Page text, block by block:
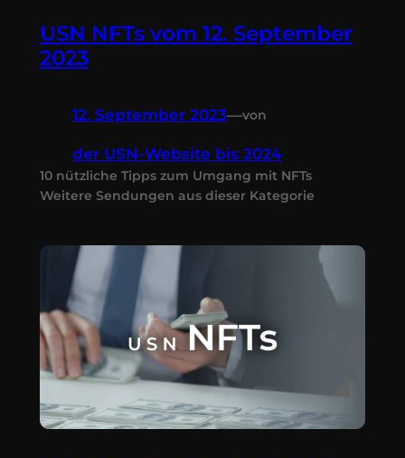
USN NFTs vom 12. September
2023
12. September 2023—von
der USN-Website bis 2024
10 nützliche Tipps zum Umgang mit NFTs
Weitere Sendungen aus dieser Kategorie